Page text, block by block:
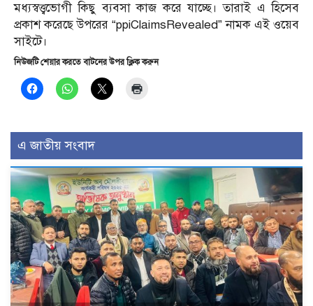
মধ্যস্বত্ত্বভোগী কিছু ব্যবসা কাজ করে যাচ্ছে। তারাই এ হিসেব
প্রকাশ করেছে উপরের “ppiClaimsRevealed” নামক এই ওয়েব
সাইটে।
নিউজটি শেয়ার করতে বাটনের উপর ক্লিক করুন
এ জাতীয় সংবাদ